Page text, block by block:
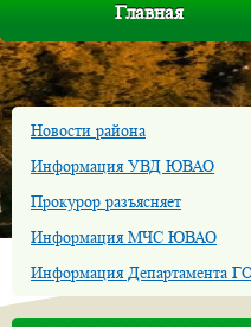
Главная
Новости района
Информация УВД ЮВАО
Прокурор разъясняет
Информация МЧС ЮВАО
Информация Департамента